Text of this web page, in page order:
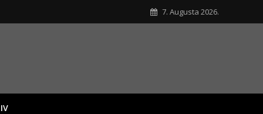
7. Augusta 2026.